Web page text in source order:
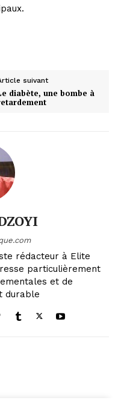
suivant
diabète, une bombe à
rédacteur à Elite
particulièrement
et de
durable